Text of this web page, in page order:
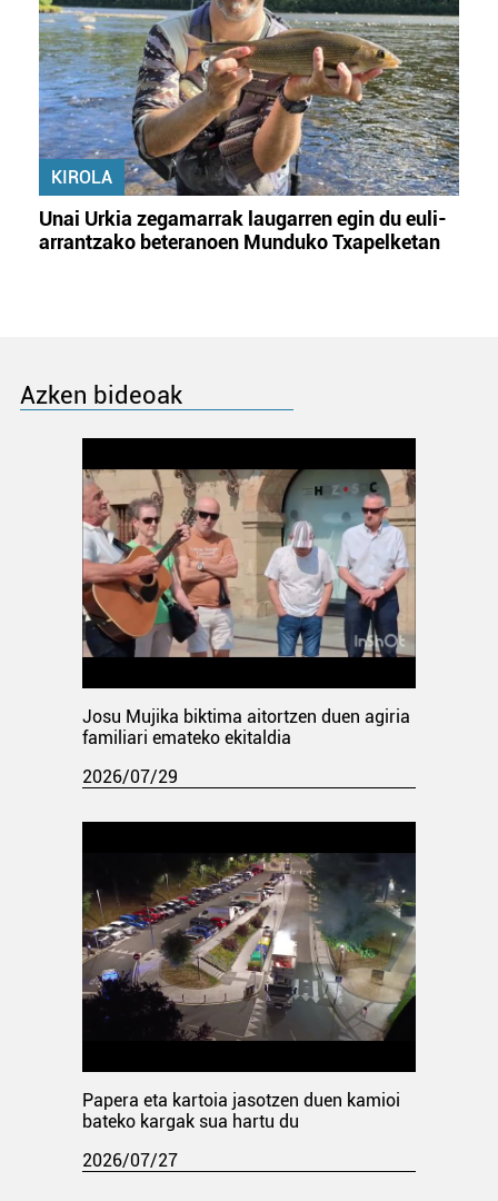
KIROLA
Unai Urkia zegamarrak laugarren egin du euli-
arrantzako beteranoen Munduko Txapelketan
Azken bideoak
Josu Mujika biktima aitortzen duen agiria
familiari emateko ekitaldia
2026/07/29
Papera eta kartoia jasotzen duen kamioi
bateko kargak sua hartu du
2026/07/27